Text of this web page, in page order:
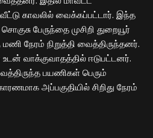
காவலில் வைக்கப்பட்டார். இந்த
பேருந்தை முசிறி துறையூர்
நேரம் நிறுத்தி வைத்திருந்தனர்.
வாக்குவாதத்தில் ஈடுபட்டனர்.
பயணிகள் பெரும்
அப்பகுதியில் சிறிது நேரம்